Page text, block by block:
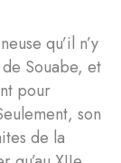
qu’il n’y
Souabe, et
pour
son
de la